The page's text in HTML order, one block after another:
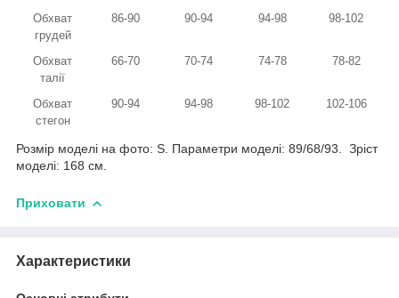
Обхват
грудей
86-90 90-94 94-98 98-102
Обхват
талії
66-70 70-74 74-78 78-82
Обхват
стегон
90-94 94-98 98-102 102-106
Розмір моделі на фото: S. Параметри моделі: 89/68/93. Зріст
моделі: 168 см.
Приховати
Характеристики